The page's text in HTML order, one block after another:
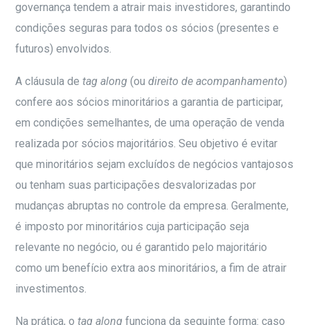
governança tendem a atrair mais investidores, garantindo
condições seguras para todos os sócios (presentes e
futuros) envolvidos.
A cláusula detag along (oudireito de acompanhamento)
confere aos sócios minoritários a garantia de participar,
em condições semelhantes, de uma operação de venda
realizada por sócios majoritários. Seu objetivo é evitar
que minoritários sejam excluídos de negócios vantajosos
ou tenham suas participações desvalorizadas por
mudanças abruptas no controle da empresa. Geralmente,
é imposto por minoritários cuja participação seja
relevante no negócio, ou é garantido pelo majoritário
como um benefício extra aos minoritários, a fim de atrair
investimentos.
Na prática, otag along funciona da seguinte forma: caso